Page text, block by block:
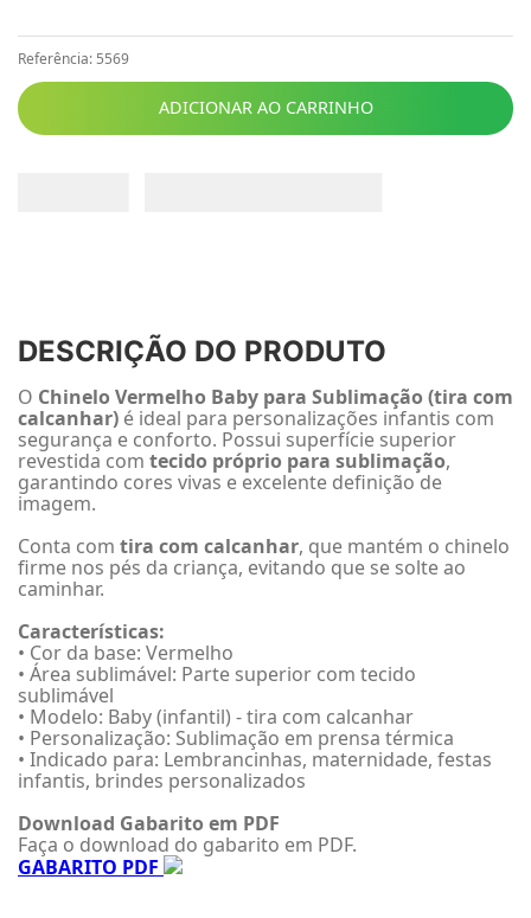
Referência: 5569
ADICIONAR AO CARRINHO
DESCRIÇÃO DO PRODUTO
O Chinelo Vermelho Baby para Sublimação (tira com
calcanhar) é ideal para personalizações infantis com
segurança e conforto. Possui superfície superior
revestida com tecido próprio para sublimação,
garantindo cores vivas e excelente definição de
imagem.
Conta com tira com calcanhar, que mantém o chinelo
firme nos pés da criança, evitando que se solte ao
caminhar.
Características:
• Cor da base: Vermelho
• Área sublimável: Parte superior com tecido
sublimável
• Modelo: Baby (infantil) - tira com calcanhar
• Personalização: Sublimação em prensa térmica
• Indicado para: Lembrancinhas, maternidade, festas
infantis, brindes personalizados
Download Gabarito em PDF
Faça o download do gabarito em PDF.
GABARITO PDF